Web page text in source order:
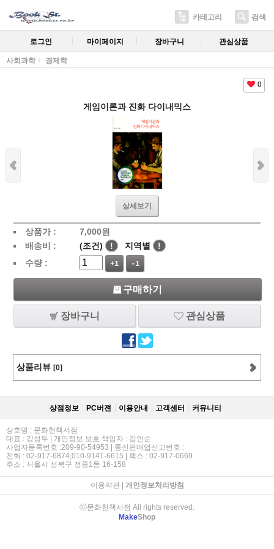
카테고리 검색
로그인 마이페이지 장바구니 관심상품
사회과학 경제학
0
게임이론과 진화 다이내믹스
상세보기
상품가 : 7,000원
배송비 :
(조건) ! 지역별
!
수량 :
+1 -1
구매하기
장바구니 관심상품
상품리뷰 [0]
상점정보 PC버젼 이용안내 고객센터 커뮤니티
상호명 : 문화헌책서점
대표 : 강성두 | 개인정보 보호 책임자 : 김인순
사업자등록번호 :209-90-54953 | 통신판매업신고번호 :
전화 : 02-917-6874,010-9141-6615 | 팩스 : 02-917-0669
주소 : 서울시 성북구 정릉1동 16-158
이용약관| 개인정보처리방침
ⓒ문화헌책서점 All rights reserved.
MakeShop